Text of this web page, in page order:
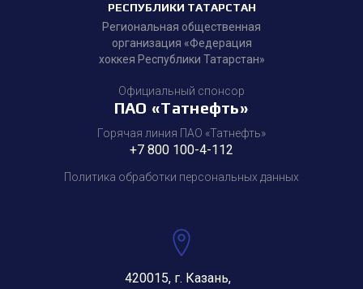
РЕСПУБЛИКИ ТАТАРСТАН
Региональная общественная
организация «Федерация
хоккея Республики Татарстан»
Официальный спонсор
ПАО «Татнефть»
Горячая линия ПАО «Татнефть»
+7 800 100-4-112
Политика обработки персональных данных
420015, г. Казань,